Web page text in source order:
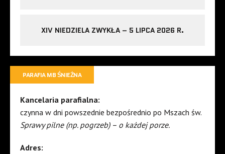
XIV NIEDZIELA ZWYKŁA – 5 LIPCA 2026 R.
PARAFIA MB ŚNIEŻNA
Kancelaria parafialna:
czynna w dni powszednie bezpośrednio po Mszach św.
Sprawy pilne (np. pogrzeb) – o każdej porze.
Adres: